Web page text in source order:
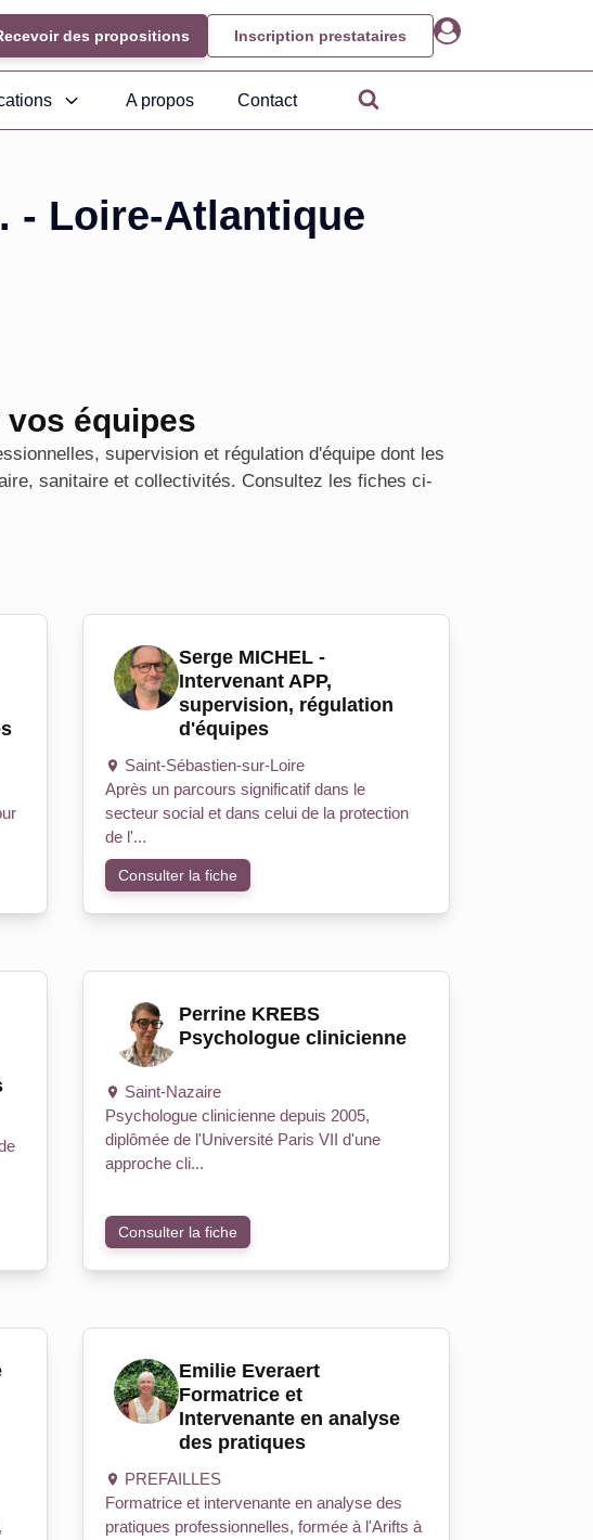
des propositions Inscription prestataires
A propos Contact
- Loire-Atlantique
équipes
supervision et régulation d'équipe dont les
sanitaire et collectivités. Consultez les fiches ci-
Serge MICHEL -
Intervenant APP,
supervision, régulation
d'équipes
Saint-Sébastien-sur-Loire
Après un parcours significatif dans le
secteur social et dans celui de la protection
de l'...
Consulter la fiche
Perrine KREBS
Psychologue clinicienne
Saint-Nazaire
Psychologue clinicienne depuis 2005,
diplômée de l'Université Paris VII d'une
approche cli...
Consulter la fiche
Emilie Everaert
Formatrice et
Intervenante en analyse
des pratiques
PREFAILLES
Formatrice et intervenante en analyse des
pratiques professionnelles, formée à l'Arifts à